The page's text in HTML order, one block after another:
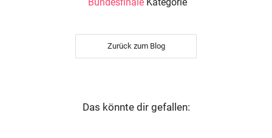
Zurück zum Blog
Das könnte dir gefallen: